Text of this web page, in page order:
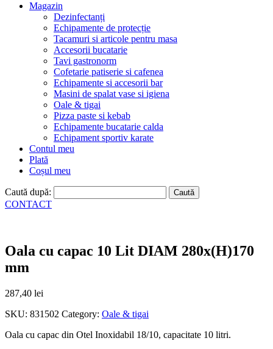
Magazin
Dezinfectanți
Echipamente de protecție
Tacamuri si articole pentru masa
Accesorii bucatarie
Tavi gastronorm
Cofetarie patiserie si cafenea
Echipamente si accesorii bar
Masini de spalat vase si igiena
Oale & tigai
Pizza paste si kebab
Echipamente bucatarie calda
Echipament sportiv karate
Contul meu
Plată
Coșul meu
Caută după:
CONTACT
Oala cu capac 10 Lit DIAM 280x(H)170
mm
287,40 lei
SKU: 831502 Category: Oale & tigai
Oala cu capac din Otel Inoxidabil 18/10, capacitate 10 litri.